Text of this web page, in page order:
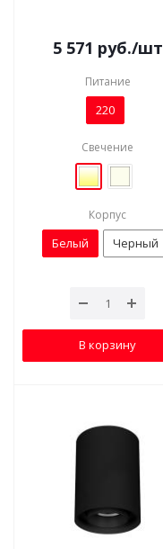
5 571 руб./шт
Питание
220
Свечение
Корпус
Белый Черный
В корзину